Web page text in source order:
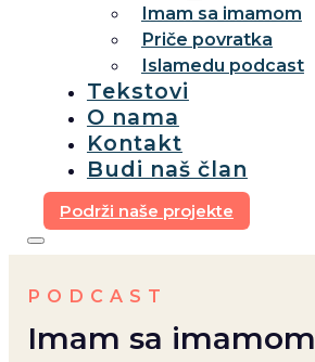
Imam sa imamom
Priče povratka
Islamedu podcast
Tekstovi
O nama
Kontakt
Budi naš član
Podrži naše projekte
PODCAST
Imam sa imamom